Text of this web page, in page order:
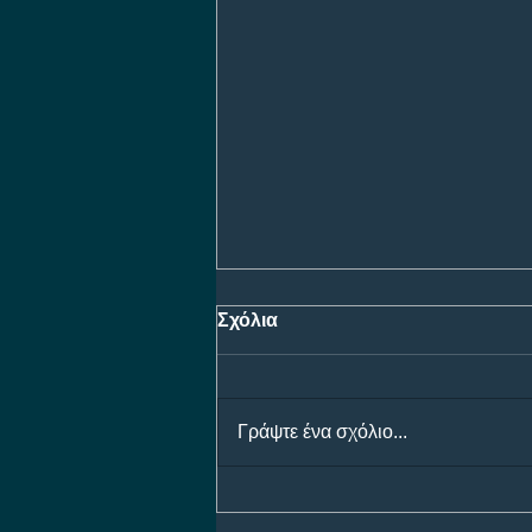
Σχόλια
Γράψτε ένα σχόλιο...